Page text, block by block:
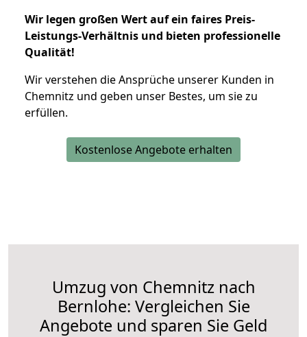
Wir legen großen Wert auf ein faires Preis-
Leistungs-Verhältnis und bieten professionelle
Qualität!
Wir verstehen die Ansprüche unserer Kunden in
Chemnitz und geben unser Bestes, um sie zu
erfüllen.
Kostenlose Angebote erhalten
Umzug von Chemnitz nach
Bernlohe: Vergleichen Sie
Angebote und sparen Sie Geld